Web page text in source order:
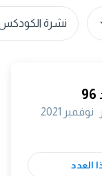
نشرة
نوفمبر 2021
العدد